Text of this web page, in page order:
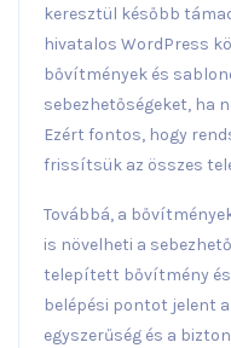
keresztül később
hivatalos WordPress
bővítmények és
sebezhetőségeket, ha
Ezért fontos, hogy
frissítsük az összes
Továbbá, a
is növelheti a
telepített bővítmény
belépési pontot jelent
egyszerűség és a